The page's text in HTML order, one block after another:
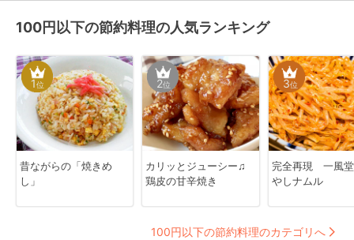
100円以下の節約料理の人気ランキング
1位
昔ながらの「焼きめ
し」
2位
カリッとジューシー♫
鶏皮の甘辛焼き
3位
完全再現 一風
やしナムル
100円以下の節約料理のカテゴリへ